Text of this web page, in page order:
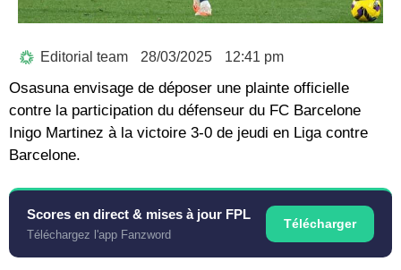
Editorial team 28/03/2025 12:41 pm
Osasuna envisage de déposer une plainte officielle
contre la participation du défenseur du FC Barcelone
Inigo Martinez à la victoire 3-0 de jeudi en Liga contre
Barcelone.
Scores en direct & mises à jour FPL
Téléchargez l'app Fanzword
Télécharger